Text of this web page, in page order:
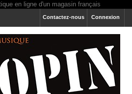
Connexion
Contactez-nous